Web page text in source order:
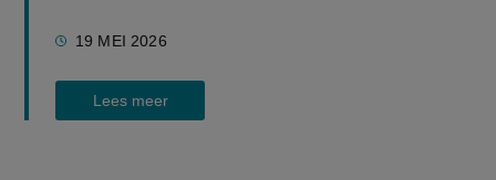
19 MEI 2026
Lees meer